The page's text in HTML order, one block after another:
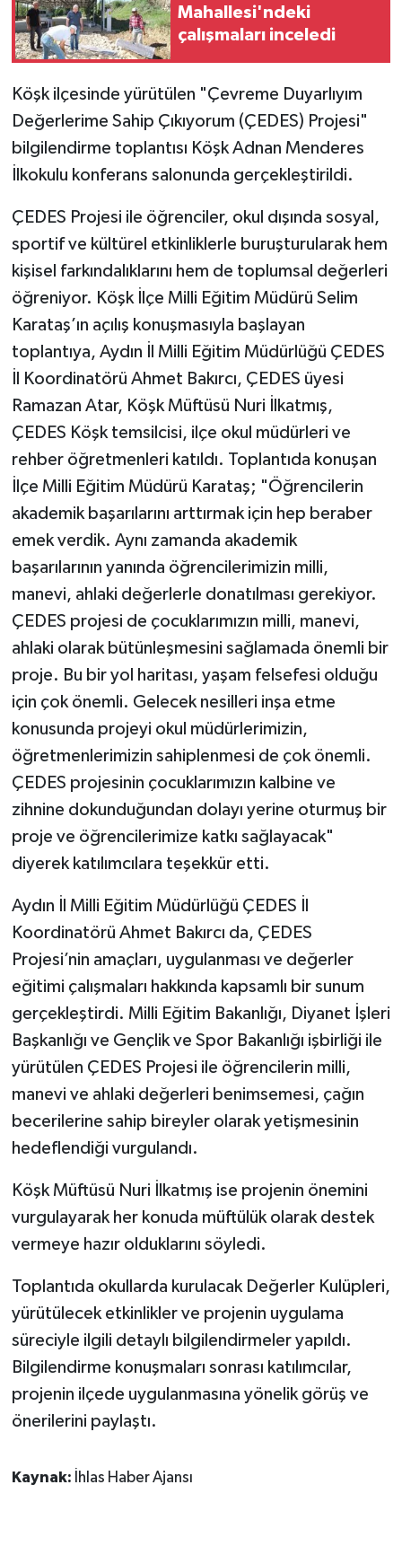
Mahallesi'ndeki
çalışmaları inceledi
Köşk ilçesinde yürütülen "Çevreme Duyarlıyım
Değerlerime Sahip Çıkıyorum (ÇEDES) Projesi"
bilgilendirme toplantısı Köşk Adnan Menderes
İlkokulu konferans salonunda gerçekleştirildi.
ÇEDES Projesi ile öğrenciler, okul dışında sosyal,
sportif ve kültürel etkinliklerle buruşturularak hem
kişisel farkındalıklarını hem de toplumsal değerleri
öğreniyor. Köşk İlçe Milli Eğitim Müdürü Selim
Karataş’ın açılış konuşmasıyla başlayan
toplantıya, Aydın İl Milli Eğitim Müdürlüğü ÇEDES
İl Koordinatörü Ahmet Bakırcı, ÇEDES üyesi
Ramazan Atar, Köşk Müftüsü Nuri İlkatmış,
ÇEDES Köşk temsilcisi, ilçe okul müdürleri ve
rehber öğretmenleri katıldı. Toplantıda konuşan
İlçe Milli Eğitim Müdürü Karataş; "Öğrencilerin
akademik başarılarını arttırmak için hep beraber
emek verdik. Aynı zamanda akademik
başarılarının yanında öğrencilerimizin milli,
manevi, ahlaki değerlerle donatılması gerekiyor.
ÇEDES projesi de çocuklarımızın milli, manevi,
ahlaki olarak bütünleşmesini sağlamada önemli bir
proje. Bu bir yol haritası, yaşam felsefesi olduğu
için çok önemli. Gelecek nesilleri inşa etme
konusunda projeyi okul müdürlerimizin,
öğretmenlerimizin sahiplenmesi de çok önemli.
ÇEDES projesinin çocuklarımızın kalbine ve
zihnine dokunduğundan dolayı yerine oturmuş bir
proje ve öğrencilerimize katkı sağlayacak"
diyerek katılımcılara teşekkür etti.
Aydın İl Milli Eğitim Müdürlüğü ÇEDES İl
Koordinatörü Ahmet Bakırcı da, ÇEDES
Projesi’nin amaçları, uygulanması ve değerler
eğitimi çalışmaları hakkında kapsamlı bir sunum
gerçekleştirdi. Milli Eğitim Bakanlığı, Diyanet İşleri
Başkanlığı ve Gençlik ve Spor Bakanlığı işbirliği ile
yürütülen ÇEDES Projesi ile öğrencilerin milli,
manevi ve ahlaki değerleri benimsemesi, çağın
becerilerine sahip bireyler olarak yetişmesinin
hedeflendiği vurgulandı.
Köşk Müftüsü Nuri İlkatmış ise projenin önemini
vurgulayarak her konuda müftülük olarak destek
vermeye hazır olduklarını söyledi.
Toplantıda okullarda kurulacak Değerler Kulüpleri,
yürütülecek etkinlikler ve projenin uygulama
süreciyle ilgili detaylı bilgilendirmeler yapıldı.
Bilgilendirme konuşmaları sonrası katılımcılar,
projenin ilçede uygulanmasına yönelik görüş ve
önerilerini paylaştı.
Kaynak: İhlas Haber Ajansı